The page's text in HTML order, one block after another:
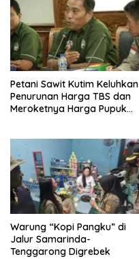
Petani Sawit Kutim Keluhkan
Penurunan Harga TBS dan
Meroketnya Harga Pupuk
Warung “Kopi Pangku” di
Jalur Samarinda-
Tenggarong Digrebek